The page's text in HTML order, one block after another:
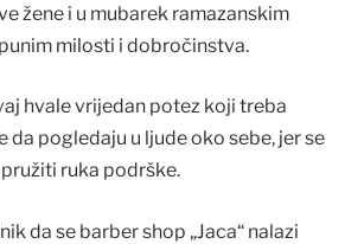
žene i u mubarek ramazanskim
milosti i dobročinstva.
hvale vrijedan potez koji treba
da pogledaju u ljude oko sebe, jer se
ruka podrške.
da se barber shop „Jaca“ nalazi